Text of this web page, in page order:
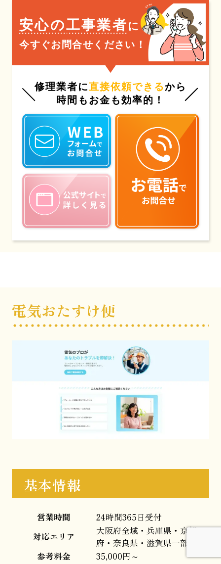
安心の工事業者に
今すぐお問合せください！
修理業者に直接依頼できるから
時間もお金も効率的！
電気おたすけ便
基本情報
営業時間
24時間365日受付
対応エリア
大阪府全域・兵庫県・京都
府・奈良県・滋賀県一部
参考料金
35,000円～